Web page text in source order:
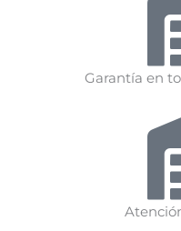
Garantía en